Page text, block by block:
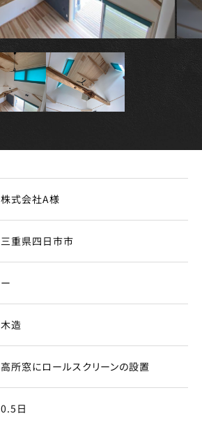
株式会社A様
三重県四日市市
ー
木造
高所窓にロールスクリーンの設置
0.5日